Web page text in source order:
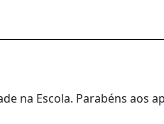
na Escola. Parabéns aos